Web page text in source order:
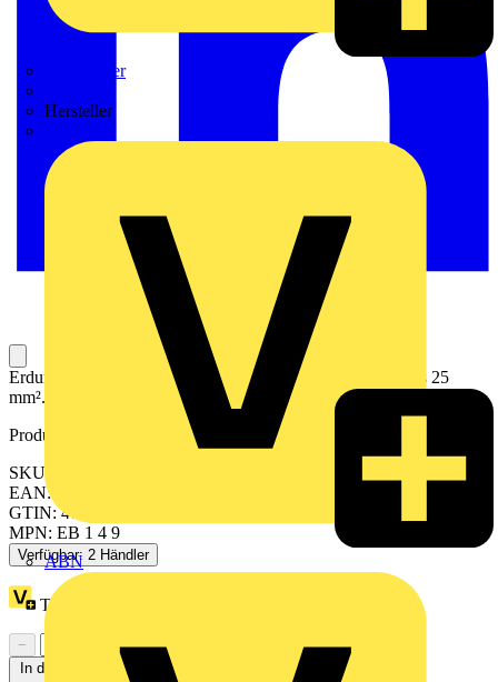
Weidmüller
Hersteller
ABN
Erdungsbügel einphasig, vierpolig mit Anschlußklemme bis 25
mm².
Produktkennzeichen
SKU: 900417
EAN: 4013364120419
GTIN: 4013364120419
MPN: EB 1 4 9
Verfügbar: 2 Händler
Treuepunkte:
−
In den Warenkorb